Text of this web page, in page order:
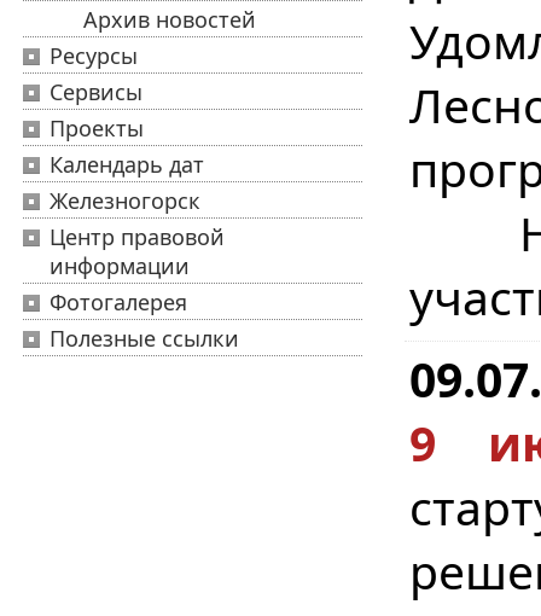
Архив новостей
Ресурсы
Сервисы
Проекты
Календарь дат
Железногорск
Центр правовой
информации
Фотогалерея
Полезные ссылки
9